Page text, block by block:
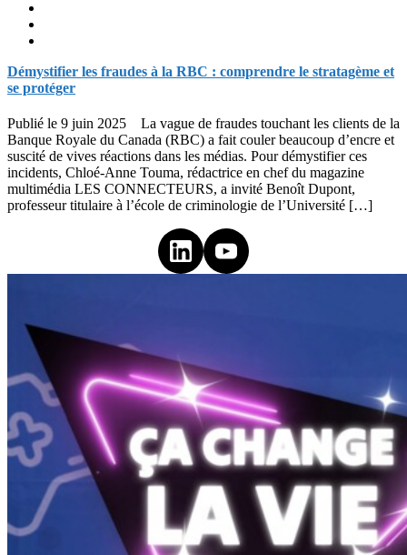
Démystifier les fraudes à la RBC : comprendre le stratagème et
se protéger
Publié le 9 juin 2025 La vague de fraudes touchant les clients de la
Banque Royale du Canada (RBC) a fait couler beaucoup d’encre et
suscité de vives réactions dans les médias. Pour démystifier ces
incidents, Chloé-Anne Touma, rédactrice en chef du magazine
multimédia LES CONNECTEURS, a invité Benoît Dupont,
professeur titulaire à l’école de criminologie de l’Université […]